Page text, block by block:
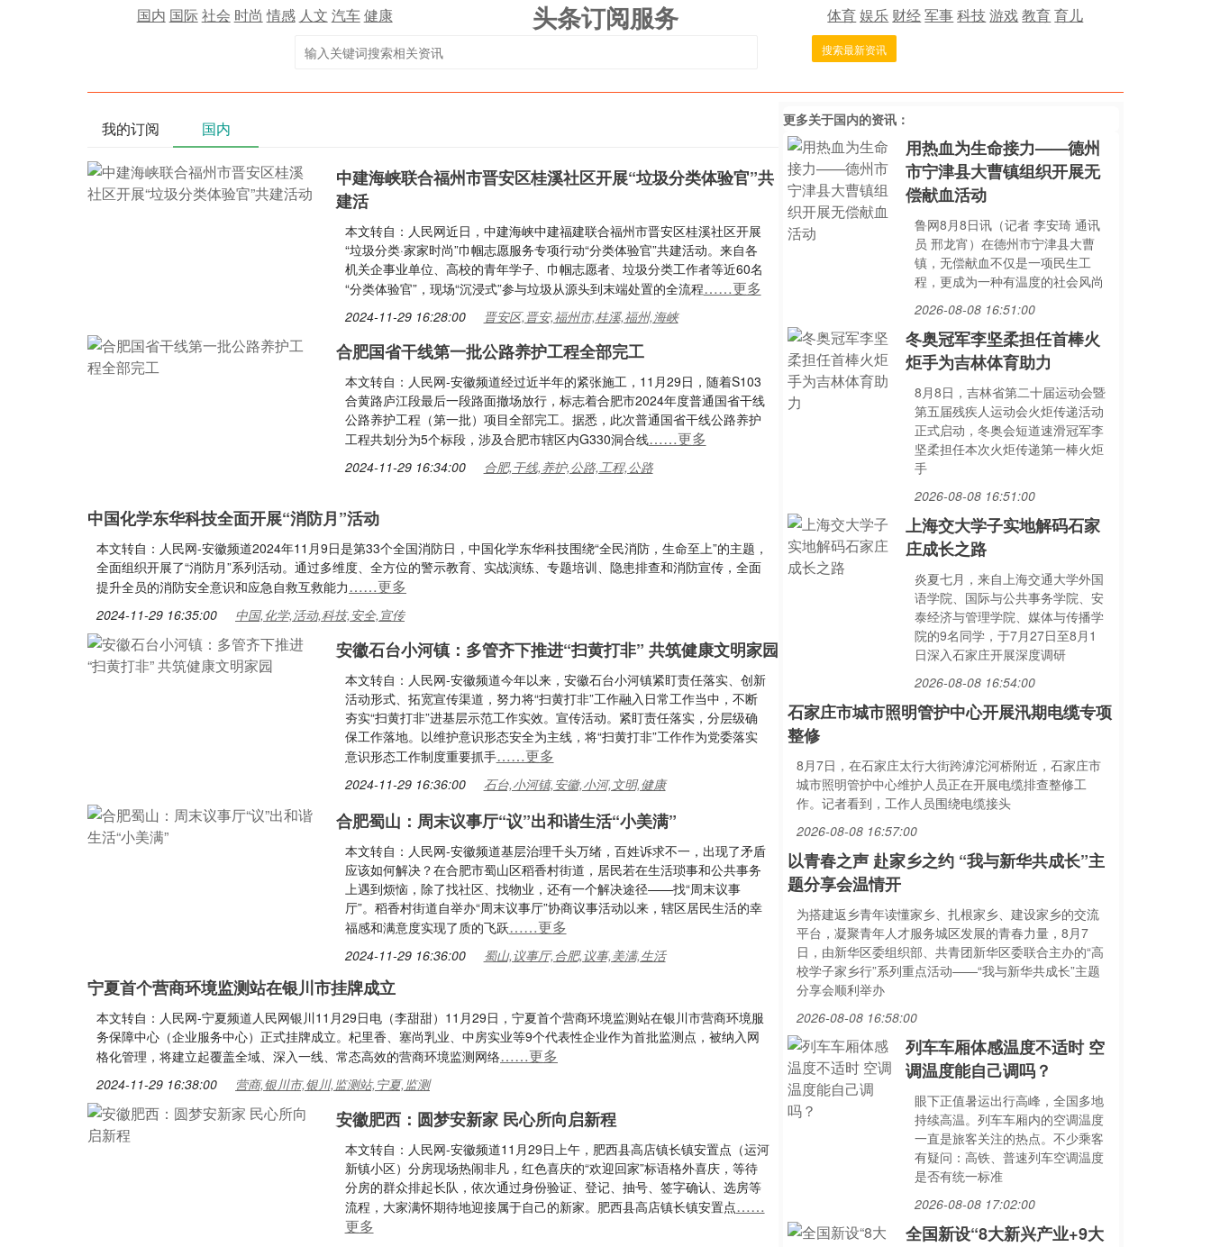
国内 国际社会 时尚 情感 人文 汽车健康 头条订阅服务 体育娱乐 财经军事科技游戏教育育儿
搜索最新资讯
我的订阅 国内
中建海峡联合福州市晋安区桂溪社区开展“垃圾分类体验官”共
建活
本文转自：人民网近日，中建海峡中建福建联合福州市晋安区桂溪社区开展
“垃圾分类·家家时尚”巾帼志愿服务专项行动“分类体验官”共建活动。来自各
机关企事业单位、高校的青年学子、巾帼志愿者、垃圾分类工作者等近60名
“分类体验官”，现场“沉浸式”参与垃圾从源头到末端处置的全流程……更多
2024-11-29 16:28:00 晋安区,晋安,福州市,桂溪,福州,海峡
合肥国省干线第一批公路养护工程全部完工
本文转自：人民网-安徽频道经过近半年的紧张施工，11月29日，随着S103
合黄路庐江段最后一段路面撤场放行，标志着合肥市2024年度普通国省干线
公路养护工程（第一批）项目全部完工。据悉，此次普通国省干线公路养护
工程共划分为5个标段，涉及合肥市辖区内G330洞合线……更多
2024-11-29 16:34:00 合肥,干线,养护,公路,工程,公路
中国化学东华科技全面开展“消防月”活动
本文转自：人民网-安徽频道2024年11月9日是第33个全国消防日，中国化学东华科技围绕“全民消防，生命至上”的主题，
全面组织开展了“消防月”系列活动。通过多维度、全方位的警示教育、实战演练、专题培训、隐患排查和消防宣传，全面
提升全员的消防安全意识和应急自救互救能力……更多
2024-11-29 16:35:00 中国,化学,活动,科技,安全,宣传
安徽石台小河镇：多管齐下推进“扫黄打非” 共筑健康文明家园
本文转自：人民网-安徽频道今年以来，安徽石台小河镇紧盯责任落实、创新
活动形式、拓宽宣传渠道，努力将“扫黄打非”工作融入日常工作当中，不断
夯实“扫黄打非”进基层示范工作实效。宣传活动。紧盯责任落实，分层级确
保工作落地。以维护意识形态安全为主线，将“扫黄打非”工作作为党委落实
意识形态工作制度重要抓手……更多
2024-11-29 16:36:00 石台,小河镇,安徽,小河,文明,健康
合肥蜀山：周末议事厅“议”出和谐生活“小美满”
本文转自：人民网-安徽频道基层治理千头万绪，百姓诉求不一，出现了矛盾
应该如何解决？在合肥市蜀山区稻香村街道，居民若在生活琐事和公共事务
上遇到烦恼，除了找社区、找物业，还有一个解决途径——找“周末议事
厅”。稻香村街道自举办“周末议事厅”协商议事活动以来，辖区居民生活的幸
福感和满意度实现了质的飞跃……更多
2024-11-29 16:36:00 蜀山,议事厅,合肥,议事,美满,生活
宁夏首个营商环境监测站在银川市挂牌成立
本文转自：人民网-宁夏频道人民网银川11月29日电（李甜甜）11月29日，宁夏首个营商环境监测站在银川市营商环境服
务保障中心（企业服务中心）正式挂牌成立。杞里香、塞尚乳业、中房实业等9个代表性企业作为首批监测点，被纳入网
格化管理，将建立起覆盖全域、深入一线、常态高效的营商环境监测网络……更多
2024-11-29 16:38:00 营商,银川市,银川,监测站,宁夏,监测
安徽肥西：圆梦安新家 民心所向启新程
本文转自：人民网-安徽频道11月29日上午，肥西县高店镇长镇安置点（运河
新镇小区）分房现场热闹非凡，红色喜庆的“欢迎回家”标语格外喜庆，等待
分房的群众排起长队，依次通过身份验证、登记、抽号、签字确认、选房等
流程，大家满怀期待地迎接属于自己的新家。肥西县高店镇长镇安置点……
更多
更多关于国内的资讯：
用热血为生命接力——德州
市宁津县大曹镇组织开展无
偿献血活动
鲁网8月8日讯（记者 李安琦 通讯
员 邢龙宵）在德州市宁津县大曹
镇，无偿献血不仅是一项民生工
程，更成为一种有温度的社会风尚
2026-08-08 16:51:00
冬奥冠军李坚柔担任首棒火
炬手为吉林体育助力
8月8日，吉林省第二十届运动会暨
第五届残疾人运动会火炬传递活动
正式启动，冬奥会短道速滑冠军李
坚柔担任本次火炬传递第一棒火炬
手
2026-08-08 16:51:00
上海交大学子实地解码石家
庄成长之路
炎夏七月，来自上海交通大学外国
语学院、国际与公共事务学院、安
泰经济与管理学院、媒体与传播学
院的9名同学，于7月27日至8月1
日深入石家庄开展深度调研
2026-08-08 16:54:00
石家庄市城市照明管护中心开展汛期电缆专项
整修
8月7日，在石家庄太行大街跨滹沱河桥附近，石家庄市
城市照明管护中心维护人员正在开展电缆排查整修工
作。记者看到，工作人员围绕电缆接头
2026-08-08 16:57:00
​以青春之声 赴家乡之约 “我与新华共成长”主
题分享会温情开
为搭建返乡青年读懂家乡、扎根家乡、建设家乡的交流
平台，凝聚青年人才服务城区发展的青春力量，8月7
日，由新华区委组织部、共青团新华区委联合主办的“高
校学子家乡行”系列重点活动——“我与新华共成长”主题
分享会顺利举办
2026-08-08 16:58:00
列车车厢体感温度不适时 空
调温度能自己调吗？
眼下正值暑运出行高峰，全国多地
持续高温。列车车厢内的空调温度
一直是旅客关注的热点。不少乘客
有疑问：高铁、普速列车空调温度
是否有统一标准
2026-08-08 17:02:00
全国新设“8大新兴产业+9大